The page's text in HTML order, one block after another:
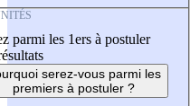
parmi les 1ers à postuler
serez-vous parmi les
premiers à postuler ?